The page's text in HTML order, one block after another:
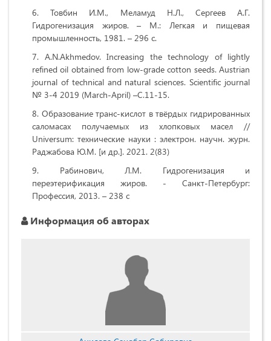
Товбин И.М., Меламуд Н.Л., Сергеев А.Г.
Гидрогенизация жиров. – М.: Легкая и пищевая
промышленность, 1981. – 296 с.
A.N.Akhmedov. Increasing the technology of lightly
refined oil obtained from low-grade cotton seeds. Austrian
journal of technical and natural sciences. Scientific journal
№ 3-4 2019 (March-April) –С.11-15.
Образование транс-кислот в твёрдых гидрированных
саломасах получаемых из хлопковых масел //
Universum: технические науки : электрон. научн. журн.
Раджабова Ю.М. [и др.]. 2021. 2(83)
Рабинович, Л.М. Гидрогенизация и
переэтерификация жиров. - Санкт-Петербург:
Профессия, 2013. – 238 с
Информация об авторах